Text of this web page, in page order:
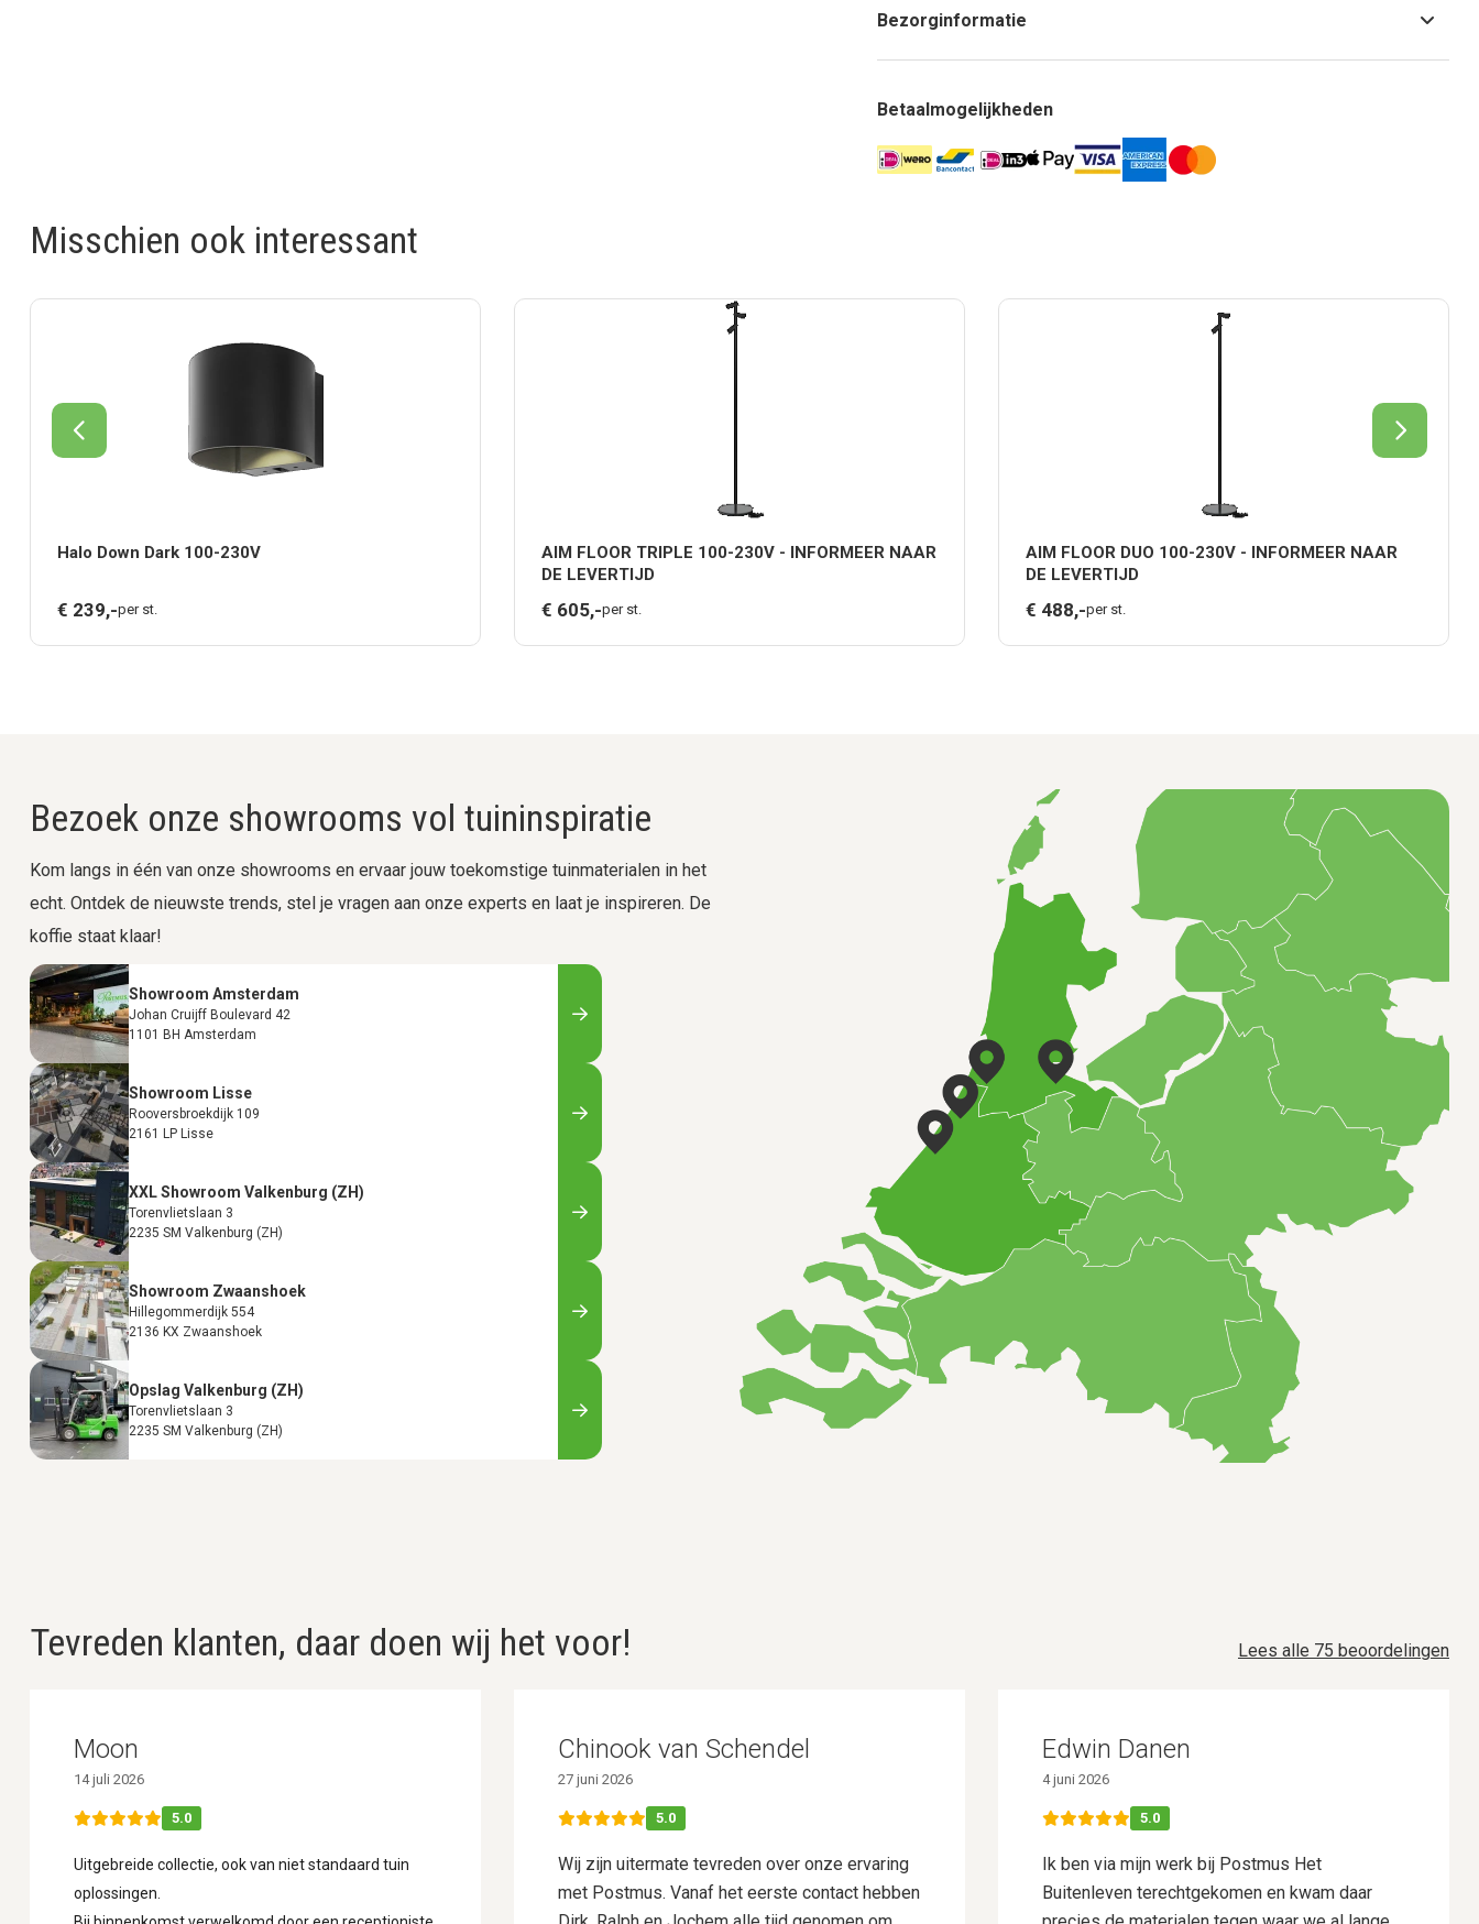
Bezorginformatie
Betaalmogelijkheden
Misschien ook interessant
Halo Down Dark 100-230V
€ 239,-per st.
AIM FLOOR TRIPLE 100-230V - INFORMEER NAAR
DE LEVERTIJD
€ 605,-per st.
AIM FLOOR DUO 100-230V - INFORMEER NAAR
DE LEVERTIJD
€ 488,-per st.
Bezoek onze showrooms vol tuininspiratie
Kom langs in één van onze showrooms en ervaar jouw toekomstige tuinmaterialen in het
echt. Ontdek de nieuwste trends, stel je vragen aan onze experts en laat je inspireren. De
koffie staat klaar!
Showroom Amsterdam
Johan Cruijff Boulevard 42
1101 BH Amsterdam
Showroom Lisse
Rooversbroekdijk 109
2161 LP Lisse
XXL Showroom Valkenburg (ZH)
Torenvlietslaan 3
2235 SM Valkenburg (ZH)
Showroom Zwaanshoek
Hillegommerdijk 554
2136 KX Zwaanshoek
Opslag Valkenburg (ZH)
Torenvlietslaan 3
2235 SM Valkenburg (ZH)
Tevreden klanten, daar doen wij het voor! Lees alle 75 beoordelingen
Moon
14 juli 2026
5.0
Uitgebreide collectie, ook van niet standaard tuin
oplossingen.
Chinook van Schendel
27 juni 2026
5.0
Wij zijn uitermate tevreden over onze ervaring
met Postmus. Vanaf het eerste contact hebben
Edwin Danen
4 juni 2026
5.0
Ik ben via mijn werk bij Postmus Het
Buitenleven terechtgekomen en kwam daar